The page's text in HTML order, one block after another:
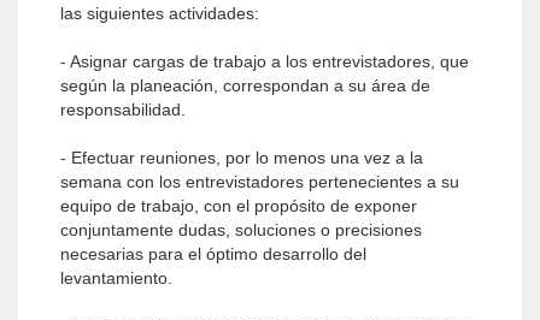
las siguientes actividades:
- Asignar cargas de trabajo a los entrevistadores, que
según la planeación, correspondan a su área de
responsabilidad.
- Efectuar reuniones, por lo menos una vez a la
semana con los entrevistadores pertenecientes a su
equipo de trabajo, con el propósito de exponer
conjuntamente dudas, soluciones o precisiones
necesarias para el óptimo desarrollo del
levantamiento.